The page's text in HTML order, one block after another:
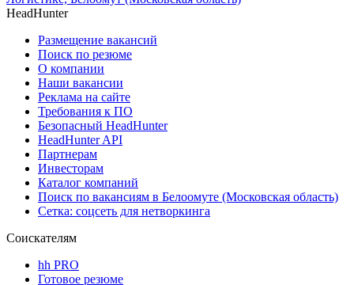
HeadHunter
Размещение вакансий
Поиск по резюме
О компании
Наши вакансии
Реклама на сайте
Требования к ПО
Безопасный HeadHunter
HeadHunter API
Партнерам
Инвесторам
Каталог компаний
Поиск по вакансиям в Белоомуте (Московская область)
Сетка: соцсеть для нетворкинга
Соискателям
hh PRO
Готовое резюме